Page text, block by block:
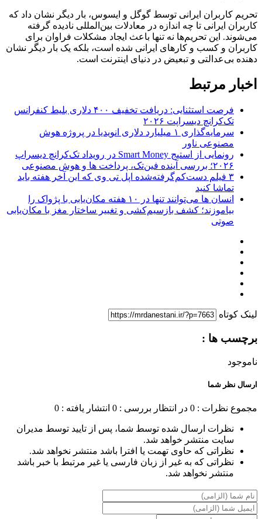
تحریم کاربران ایرانی توسط گوگل و ایسوس، بار دیگر نشان داد که
کاربران ایرانی تا چه اندازه در معادلات بین‌المللی نادیده گرفته
می‌شوند. این تحریم‌ها نه تنها باعث ایجاد مشکلات فراوان برای
کاربران و کسب و کارهای ایرانی شده است، بلکه یک بار دیگر نشان
دهنده بی‌عدالتی و تبعیض در دنیای اینترنت است.
اخبار مرتبط
فرصت استثنایی: دریافت تخفیف ۴۰۰ دلاری بلیط کنفرانس
تک‌کرانچ دیسراپت ۲۰۲۶
سرمایه‌گذاری ۱ میلیارد دلاری انویدیا در پروژه هوش
مصنوعی ناور
رونمایی از استیج Smart Money در رویداد تک‌کرانچ دیسراپ
۲۰۲۶؛ بررسی آینده فین‌تک، پرداخت‌ ها و هوش مصنوعی
۳ فیلم دست‌کم‌گرفته‌شده اپل تی وی که این آخر هفته باید
تماشا کنید
انسان‌ ها می‌توانند تنها در ۱۰ هفته مکان‌یابی با پژواک را
بیاموزند؛ کشف بازسیم‌کشی و تغییر ساختار مغز با مکان‌یابی
صوتی
لینک کوتاه
برچسب ها :
ناموجود
ارسال نظر شما
مجموع نظرات : 0 در انتظار بررسی : 0 انتشار یافته : 0
نظرات ارسال شده توسط شما، پس از تایید توسط مدیران
سایت منتشر خواهد شد.
نظراتی که حاوی تهمت یا افترا باشد منتشر نخواهد شد.
نظراتی که به غیر از زبان فارسی یا غیر مرتبط با خبر باشد
منتشر نخواهد شد.